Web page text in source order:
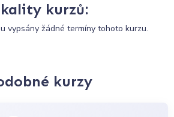
kurzů:
vypsány žádné termíny tohoto kurzu.
kurzy